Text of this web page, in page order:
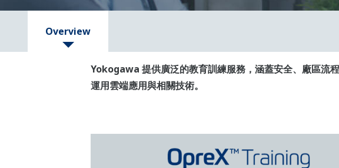
Overview
Yokogawa 提供廣泛的教育訓練服務，涵蓋安全、廠區流
運用雲端應用與相關技術。